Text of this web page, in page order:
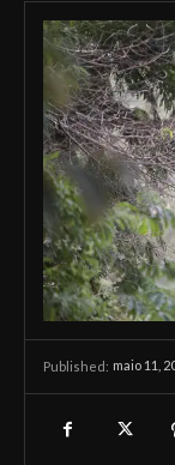
Published: maio 11,